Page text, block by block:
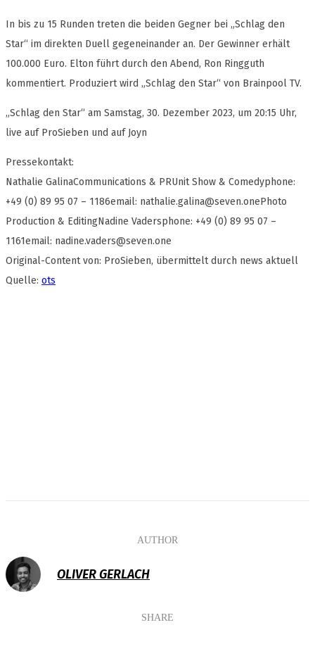
In bis zu 15 Runden treten die beiden Gegner bei „Schlag den
Star“ im direkten Duell gegeneinander an. Der Gewinner erhält
100.000 Euro. Elton führt durch den Abend, Ron Ringguth
kommentiert. Produziert wird „Schlag den Star“ von Brainpool TV.
„Schlag den Star“ am Samstag, 30. Dezember 2023, um 20:15 Uhr,
live auf ProSieben und auf Joyn
Pressekontakt:
Nathalie GalinaCommunications & PRUnit Show & Comedyphone:
+49 (0) 89 95 07 – 1186email: nathalie.galina@seven.onePhoto
Production & EditingNadine Vadersphone: +49 (0) 89 95 07 –
1161email: nadine.vaders@seven.one
Original-Content von: ProSieben, übermittelt durch news aktuell
Quelle: ots
AUTHOR
OLIVER GERLACH
SHARE